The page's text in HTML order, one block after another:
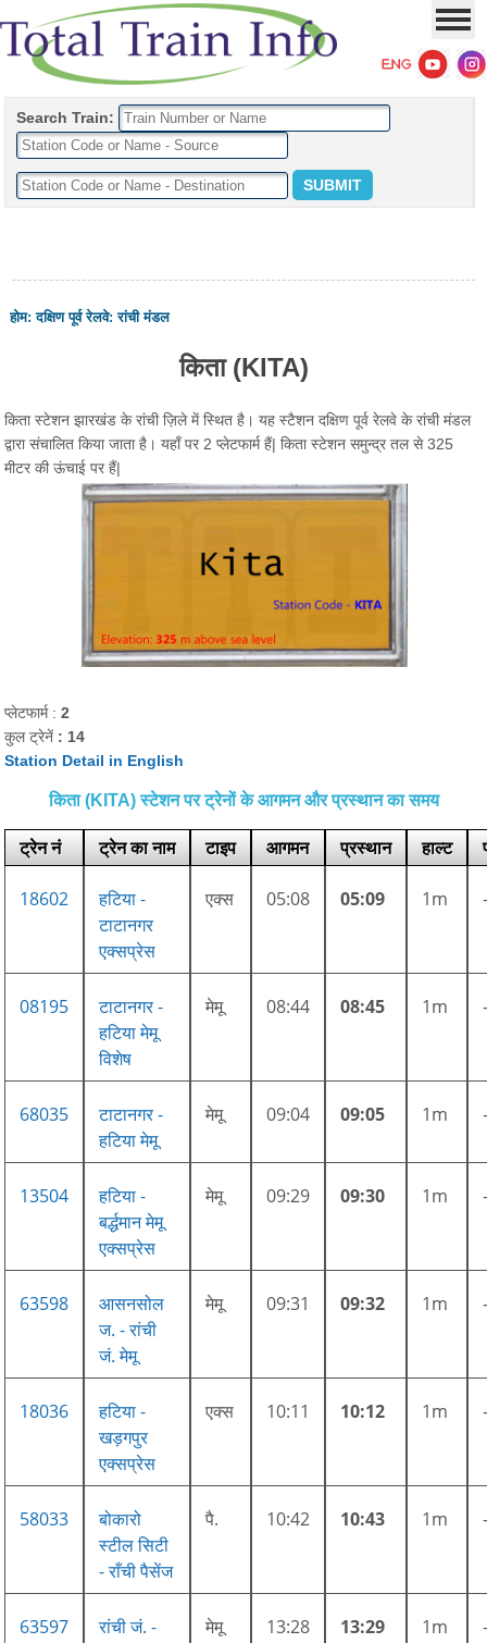
Search Train:
होम:दक्षिण पूर्व रेलवे:रांची मंडल
किता (KITA)
किता स्टेशन झारखंड के रांची ज़िले में स्थित है। यह स्टैशन दक्षिण पूर्व रेलवे के रांची मंडल
द्वारा संचालित किया जाता है। यहाँ पर 2 प्लेटफार्म हैं| किता स्टेशन समुन्द्र तल से 325
मीटर की ऊंचाई पर हैं|
प्लेटफार्म :2
कुल ट्रेनें : 14
Station Detail in English
किता (KITA) स्टेशन पर ट्रेनों के आगमन और प्रस्थान का समय
ट्रेन नं ट्रेन का नाम टाइप आगमन प्रस्थान हाल्ट
18602
हटिया -
टाटानगर
एक्सप्रेस
एक्स 05:08 05:09 1m
08195
टाटानगर -
हटिया मेमू
विशेष
मेमू 08:44 08:45 1m
68035
टाटानगर -
हटिया मेमू
मेमू 09:04 09:05 1m
13504
हटिया -
बर्द्धमान मेमू
एक्सप्रेस
मेमू 09:29 09:30 1m
63598
आसनसोल
ज. - रांची
जं. मेमू
मेमू 09:31 09:32 1m
18036
हटिया -
खड़गपुर
एक्सप्रेस
एक्स 10:11 10:12 1m
58033
बोकारो
स्टील सिटी
- राँची पैसेंज
पै. 10:42 10:43 1m
63597
रांची जं. -
मेमू 13:28 13:29 1m